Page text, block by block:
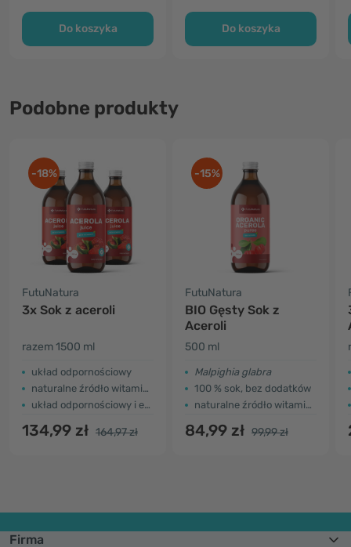
Do koszyka Do koszyka
Podobne produkty
-18%
FutuNatura
3x Sok z aceroli
razem 1500 ml
układ odpornościowy
naturalne źródło witaminy C
układ odpornościowy i energia
134,99 zł 164,97 zł
-15%
FutuNatura
BIO Gęsty Sok z
Aceroli
500 ml
Malpighia glabra
100 % sok, bez dodatków
naturalne źródło witaminy C
84,99 zł 99,99 zł
Firma